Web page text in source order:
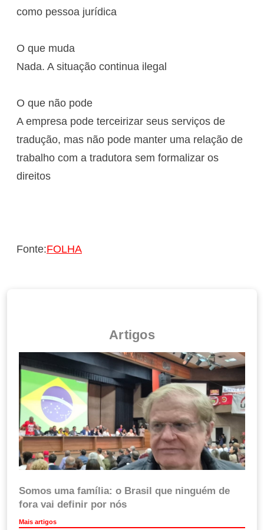
como pessoa jurídica
O que muda
Nada. A situação continua ilegal
O que não pode
A empresa pode terceirizar seus serviços de
tradução, mas não pode manter uma relação de
trabalho com a tradutora sem formalizar os
direitos
Fonte:FOLHA
Artigos
Somos uma família: o Brasil que ninguém de
fora vai definir por nós
Mais artigos